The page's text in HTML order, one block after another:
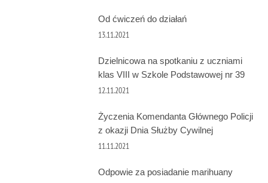
Od ćwiczeń do działań
13.11.2021
Dzielnicowa na spotkaniu z uczniami
klas VIII w Szkole Podstawowej nr 39
12.11.2021
Życzenia Komendanta Głównego Policji
z okazji Dnia Służby Cywilnej
11.11.2021
Odpowie za posiadanie marihuany